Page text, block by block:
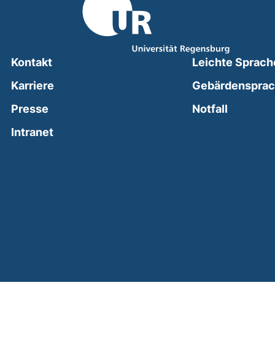
Kontakt
Karriere
Presse
Intranet(external link, opens in a new window)
Leichte
Notfall